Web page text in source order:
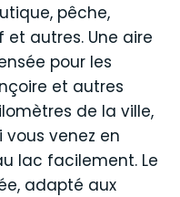
pêche,
autres. Une aire
pour les
et autres
de la ville,
venez en
lac facilement. Le
adapté aux